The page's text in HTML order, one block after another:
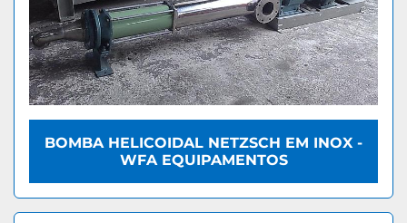
BOMBA HELICOIDAL NETZSCH EM INOX -
WFA EQUIPAMENTOS